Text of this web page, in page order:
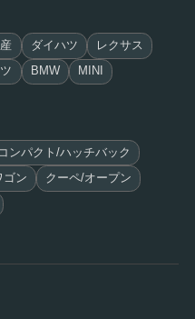
ダイハツ レクサス
BMW MINI
コンパクト/ハッチバック
ゴン クーペ/オープン